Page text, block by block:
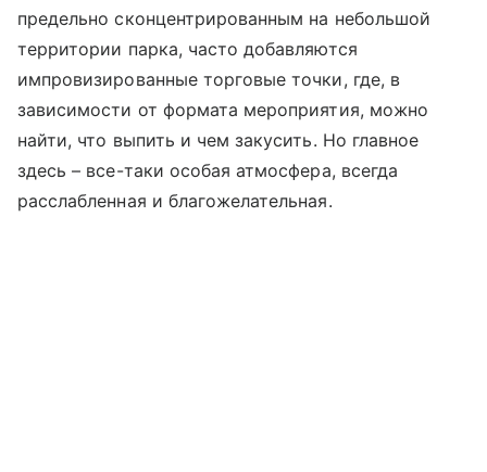
предельно сконцентрированным на небольшой
территории парка, часто добавляются
импровизированные торговые точки, где, в
зависимости от формата мероприятия, можно
найти, что выпить и чем закусить. Но главное
здесь – все-таки особая атмосфера, всегда
расслабленная и благожелательная.